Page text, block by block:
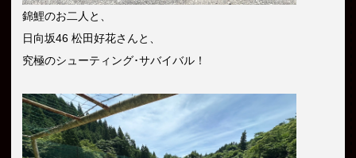
錦鯉のお二人と、
日向坂46 松田好花さんと、
究極のシューティング･サバイバル！